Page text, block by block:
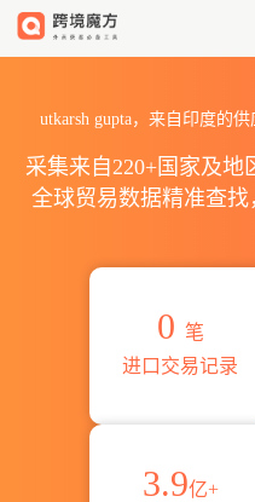
utkarsh gupta，来自印度的
采集来自220+国家及地
全球贸易数据精准查
0 笔
进口交易记录
3.9亿+